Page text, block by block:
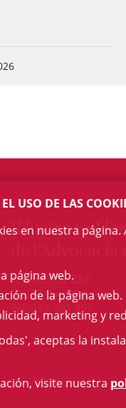
Il·lustre
c/ Mallorca, 283
08037 Barcelona
Tel. 934 961 880
USO DE LAS
en nuestra
página web.
de la página web.
marketing y
aceptas la
visite nuestra